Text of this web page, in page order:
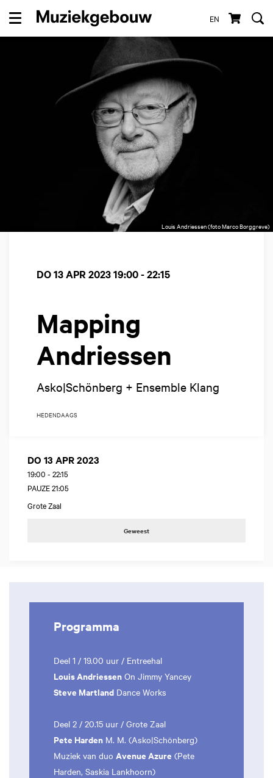
EN
Menu
Louis Andriessen (foto Marco Borggreve)
Mapping
Andriessen
Asko|Schönberg + Ensemble Klang
DO 13 APR 202319:00 - 22:15
HEDENDAAGS
DO 13 APR 2023
19:00 - 22:15
PAUZE 21:05
Grote Zaal
Geweest
Programma
Deel 1 / 19.00 uur / Entreehal
Louis Andriessen On Jimmy Yancey
Steve Martland Dance Works
Deel 2 / 20.15 uur / Grote Zaal
Pete Harden M. M. (Asko|Schönberg)
Muziek van duo Avenue Azure (Pete
Harden, Saskia Lankhoorn)